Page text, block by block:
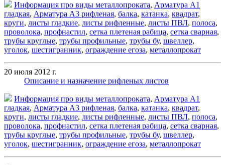
Информация про виды металлопроката, Арматура А1
гладкая, Арматура А3 рифленая, балка, катанка, квадрат,
круги, листы гладкие, листы рифленные, листы ПВЛ, полоса,
проволока, профнастил, сетка плетеная рабица, сетка сварная,
трубы круглые, трубы профильные, трубы бу, швеллер,
уголок, шестигранник, ограждение егоза, металлопрокат
20 июля 2012 г.
Описание и назначение рифленых листов
Информация про виды металлопроката, Арматура А1
гладкая, Арматура А3 рифленая, балка, катанка, квадрат,
круги, листы гладкие, листы рифленные, листы ПВЛ, полоса,
проволока, профнастил, сетка плетеная рабица, сетка сварная,
трубы круглые, трубы профильные, трубы бу, швеллер,
уголок, шестигранник, ограждение егоза, металлопрокат